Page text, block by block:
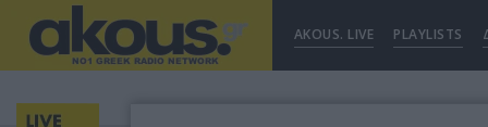
AKOUS. LIVE PLAYLISTS